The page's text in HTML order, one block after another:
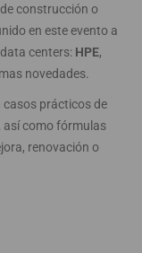
construcción o
en este evento a
centers: HPE,
novedades.
prácticos de
, así como fórmulas
renovación o